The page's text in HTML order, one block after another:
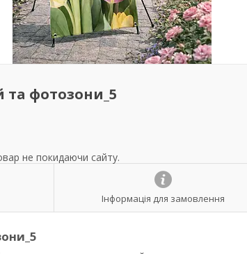
фотозони_5
не покидаючи сайту.
Інформація для замовлення